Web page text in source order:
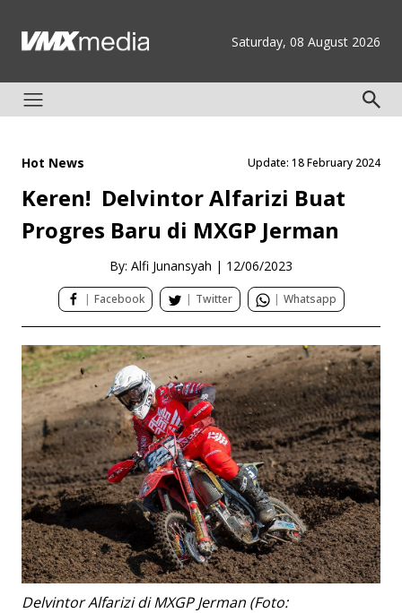
Saturday, 08 August 2026
Hot News Update: 18 February 2024
Keren! Delvintor Alfarizi Buat
Progres Baru di MXGP Jerman
By: Alfi Junansyah | 12/06/2023
| Facebook | Twitter | Whatsapp
Delvintor Alfarizi di MXGP Jerman (Foto: